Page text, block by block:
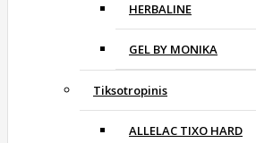
HERBALINE
GEL BY MONIKA
Tiksotropinis
ALLELAC TIXO HARD